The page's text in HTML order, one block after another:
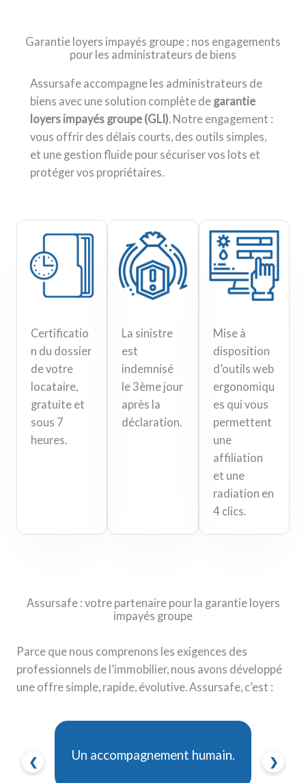
Garantie loyers impayés groupe : nos engagements
pour les administrateurs de biens
Assursafe accompagne les administrateurs de
biens avec une solution complète de garantie
loyers impayés groupe (GLI). Notre engagement :
vous offrir des délais courts, des outils simples,
et une gestion fluide pour sécuriser vos lots et
protéger vos propriétaires.
Certificatio
n du dossier
de votre
locataire,
gratuite et
sous 7
heures.
La sinistre
est
indemnisé
le 3ème jour
après la
déclaration.
Mise à
disposition
d’outils web
ergonomiqu
es qui vous
permettent
une
affiliation
et une
radiation en
4 clics.
Assursafe : votre partenaire pour la garantie loyers
impayés groupe
Parce que nous comprenons les exigences des
professionnels de l’immobilier, nous avons développé
une offre simple, rapide, évolutive. Assursafe, c’est :
❮ Un accompagnement humain. ❯